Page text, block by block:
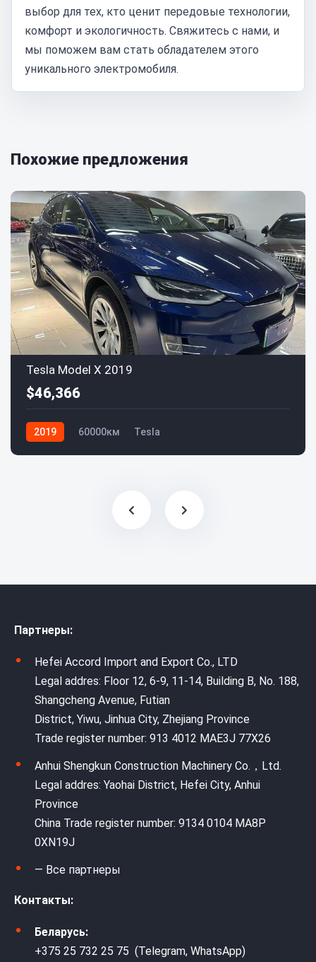
выбор для тех, кто ценит передовые технологии,
комфорт и экологичность. Свяжитесь с нами, и
мы поможем вам стать обладателем этого
уникального электромобиля.
Похожие предложения
Tesla Model X 2019
$46,366
2019 60000км Tesla
Партнеры:
Hefei Accord Import and Export Co., LTD
Legal addres: Floor 12, 6-9, 11-14, Building B, No. 188,
Shangcheng Avenue, Futian
District, Yiwu, Jinhua City, Zhejiang Province
Trade register number: 913 4012 MAE3J 77X26
Anhui Shengkun Construction Machinery Co.，Ltd.
Legal addres: Yaohai District, Hefei City, Anhui
Province
China Trade register number: 9134 0104 MA8P
0XN19J
— Все партнеры
Контакты:
Беларусь:
+375 25 732 25 75 (Telegram, WhatsApp)